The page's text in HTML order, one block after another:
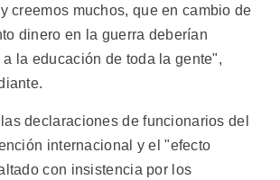
creemos muchos, que en cambio de
dinero en la guerra deberían
la educación de toda la gente",
declaraciones de funcionarios del
internacional y el "efecto
con insistencia por los